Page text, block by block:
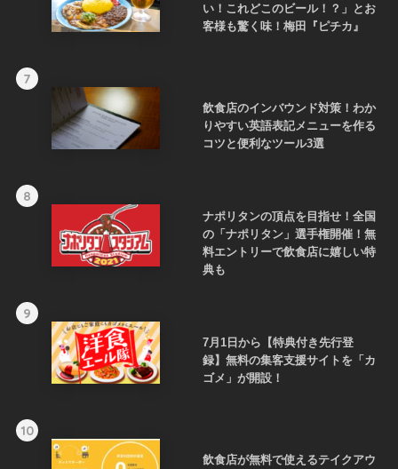
い！これどこのビール！？」とお
客様も驚く味！梅田『ピチカ』
7
飲食店のインバウンド対策！わか
りやすい英語表記メニューを作る
コツと便利なツール3選
8
ナポリタンの頂点を目指せ！全国
の「ナポリタン」選手権開催！無
料エントリーで飲食店に嬉しい特
典も
9
7月1日から【特典付き先行登
録】無料の集客支援サイトを「カ
ゴメ」が開設！
10
飲食店が無料で使えるテイクアウ